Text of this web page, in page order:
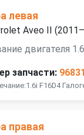
левая
Aveo II
двигателя
запчасти:
F16D4
правая